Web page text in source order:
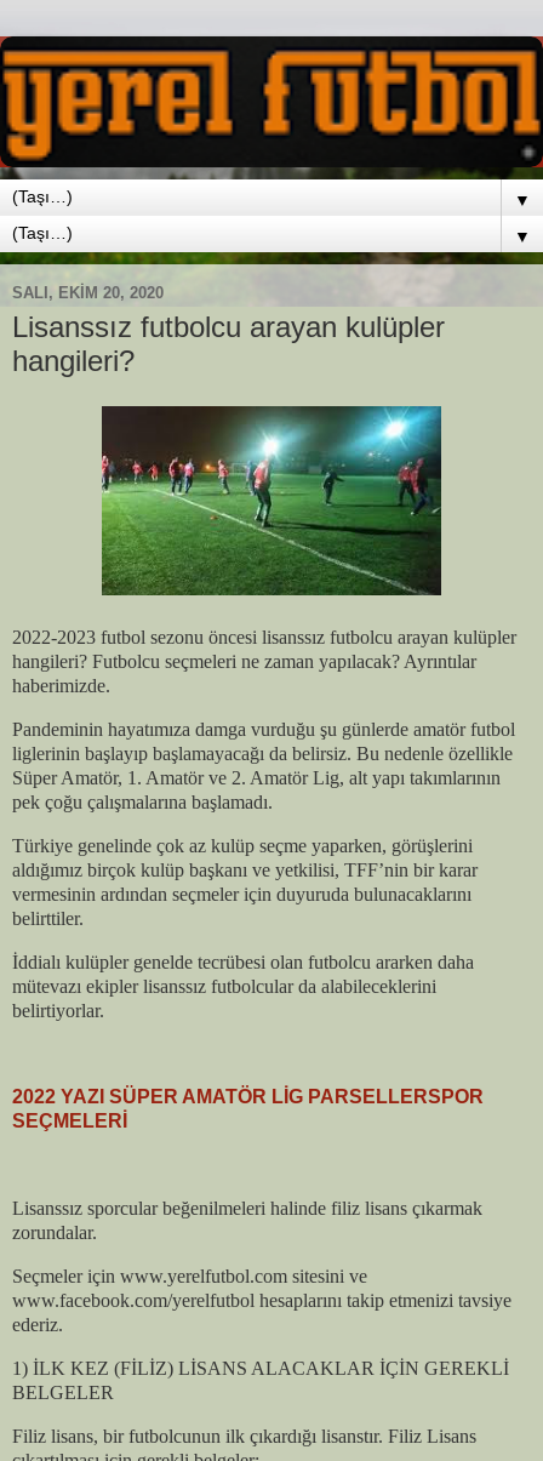
▼
▼
SALI, EKIM 20, 2020
Lisanssız futbolcu arayan kulüpler
hangileri?
2022-2023 futbol sezonu öncesi lisanssız futbolcu arayan kulüpler
hangileri? Futbolcu seçmeleri ne zaman yapılacak? Ayrıntılar
haberimizde.
Pandeminin hayatımıza damga vurduğu şu günlerde amatör futbol
liglerinin başlayıp başlamayacağı da belirsiz. Bu nedenle özellikle
Süper Amatör, 1. Amatör ve 2. Amatör Lig, alt yapı takımlarının
pek çoğu çalışmalarına başlamadı.
Türkiye genelinde çok az kulüp seçme yaparken, görüşlerini
aldığımız birçok kulüp başkanı ve yetkilisi, TFF’nin bir karar
vermesinin ardından seçmeler için duyuruda bulunacaklarını
belirttiler.
İddialı kulüpler genelde tecrübesi olan futbolcu ararken daha
mütevazı ekipler lisanssız futbolcular da alabileceklerini
belirtiyorlar.
2022 YAZI SÜPER AMATÖR LİG PARSELLERSPOR
SEÇMELERİ
Lisanssız sporcular beğenilmeleri halinde filiz lisans çıkarmak
zorundalar.
Seçmeler için www.yerelfutbol.com sitesini ve
www.facebook.com/yerelfutbol hesaplarını takip etmenizi tavsiye
ederiz.
1) İLK KEZ (FİLİZ) LİSANS ALACAKLAR İÇİN GEREKLİ
BELGELER
Filiz lisans, bir futbolcunun ilk çıkardığı lisanstır. Filiz Lisans